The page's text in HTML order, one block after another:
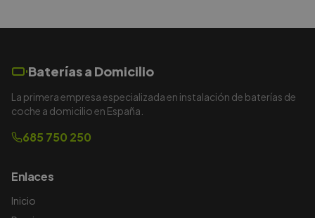
Baterías a Domicilio
La primera empresa especializada en instalación de baterías de
coche a domicilio en España.
685 750 250
Enlaces
Inicio